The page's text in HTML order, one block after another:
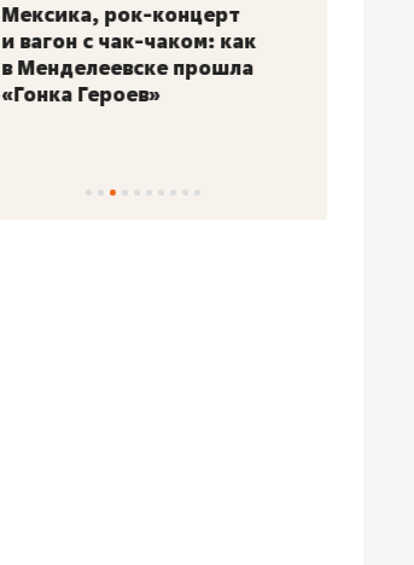
Мексика, рок-концерт
и вагон с чак-чаком: как
в Менделеевске прошла
«Гонка Героев»